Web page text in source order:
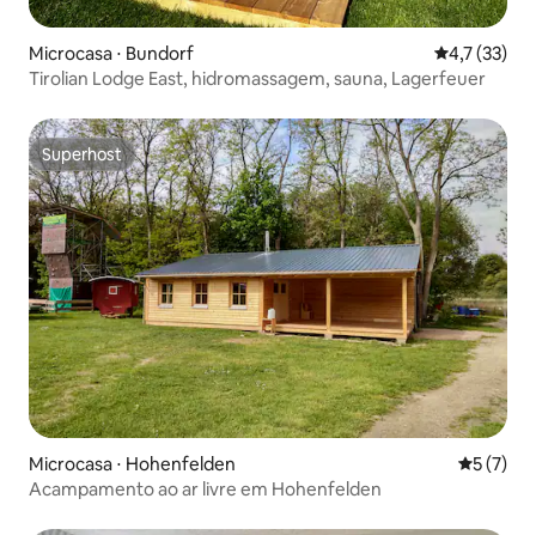
Microcasa ⋅ Bundorf 4,7 de uma
4,7 (33)
Tirolian Lodge East, hidromassagem, sauna, Lagerfeuer
Superhost
Superhost
Microcasa ⋅ Hohenfelden 5 de
5 (7)
Acampamento ao ar livre em Hohenfelden